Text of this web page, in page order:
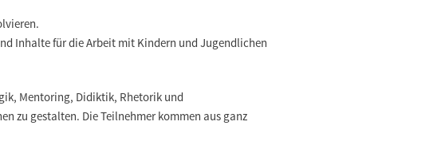
Inhalte für die Arbeit mit Kindern und Jugendlichen
Mentoring, Didiktik, Rhetorik und
zu gestalten. Die Teilnehmer kommen aus ganz